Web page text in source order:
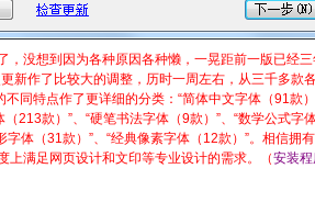
，没想到因为各种原因各种懒，一晃距前一版已经
新作了比较大的调整，历时一周左右，从三千多款
同特点作了更详细的分类：“简体中文字体（91款
（213款）”、“硬笔书法字体（9款）”、“数学公式字
字体（31款）”、“经典像素字体（12款）”。相信拥
上满足网页设计和文印等专业设计的需求。（安装